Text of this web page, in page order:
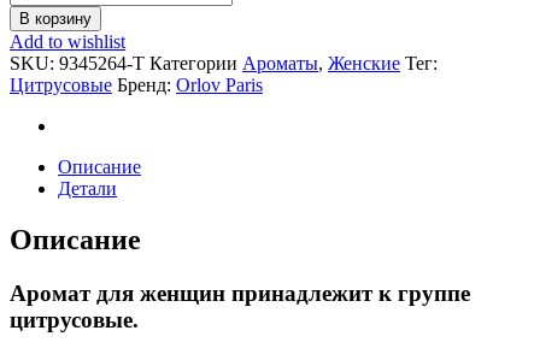
В корзину
Add to wishlist
SKU: 9345264-T Категории Ароматы, Женские Тег:
Цитрусовые Бренд: Orlov Paris
Описание
Детали
Описание
Аромат для женщин принадлежит к группе
цитрусовые.